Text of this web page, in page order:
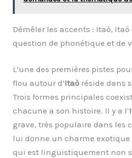
Démêler les accents : Itaò,
question de phonétique et de
L’une des premières pistes
flou autour d’Itaò réside dans
Trois formes principales
chacune a son histoire. Il y a l’
grave, très populaire dans les
lui donne un charme
qui est linguistiquement non